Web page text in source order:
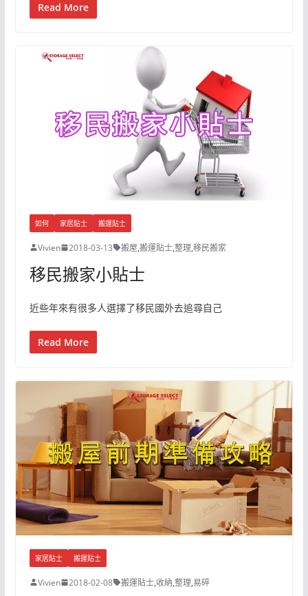
Read More
如何 家居貼士 搬運貼士
Vivien 2018-03-13 搬屋,搬運貼士,整理,移民搬家
移民搬家小貼士
近些年來有很多人選擇了移民國外去追尋自己
Read More
家居貼士 搬運貼士
Vivien 2018-02-08 搬運貼士,收納,整理,易碎